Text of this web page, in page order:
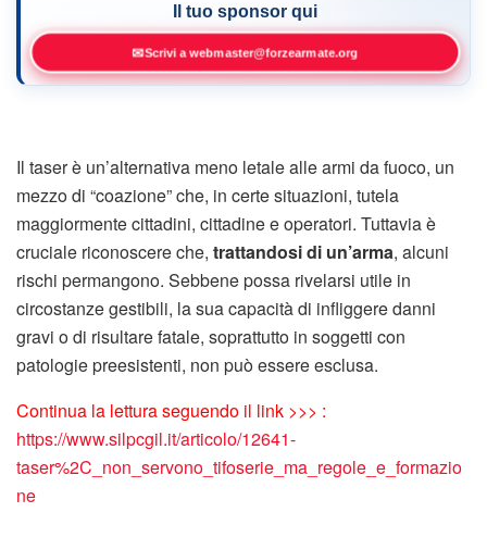
Il tuo sponsor qui
✉Scrivi a webmaster@forzearmate.org
Il taser è un’alternativa meno letale alle armi da fuoco, un
mezzo di “coazione” che, in certe situazioni, tutela
maggiormente cittadini, cittadine e operatori. Tuttavia è
cruciale riconoscere che, trattandosi di un’arma, alcuni
rischi permangono. Sebbene possa rivelarsi utile in
circostanze gestibili, la sua capacità di infliggere danni
gravi o di risultare fatale, soprattutto in soggetti con
patologie preesistenti, non può essere esclusa.
Continua la lettura seguendo il link >>> :
https://www.silpcgil.it/articolo/12641-
taser%2C_non_servono_tifoserie_ma_regole_e_formazio
ne